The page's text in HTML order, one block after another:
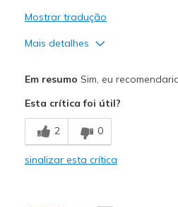
Mostrar tradução
Mais detalhes
Breathe Well
Comfortable
Em resumo Sim, eu
Esta crítica foi útil?
2 0
sinalizar esta crítica